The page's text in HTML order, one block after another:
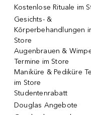
Kostenlose Rituale im
Gesichts- &
Körperbehandlungen
Store
Augenbrauen &
Termine im Store
Maniküre & Pediküre
im Store
Studentenrabatt
Douglas Angebote